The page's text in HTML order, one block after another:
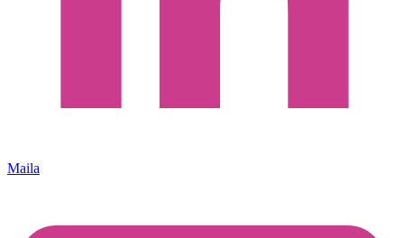
Maila